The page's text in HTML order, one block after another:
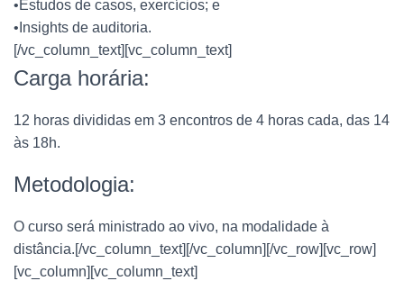
•Estudos de casos, exercícios; e
•Insights de auditoria.
[/vc_column_text][vc_column_text]
Carga horária:
12 horas divididas em 3 encontros de 4 horas cada, das 14
às 18h.
Metodologia:
O curso será ministrado ao vivo, na modalidade à
distância.[/vc_column_text][/vc_column][/vc_row][vc_row]
[vc_column][vc_column_text]